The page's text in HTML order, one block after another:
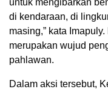
di kendaraan, di
masing,” kata
merupakan wujud
pahlawan.
Dalam aksi tersebut,